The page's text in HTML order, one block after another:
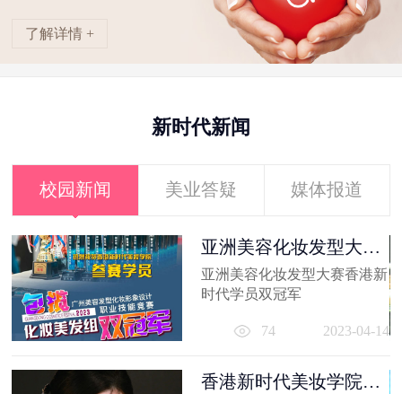
了解详情 +
新时代新闻
校园新闻 美业答疑 媒体报道
亚洲美容化妆发型大赛
香港新时代...
亚洲美容化妆发型大赛香港新
时代学员双冠军
74 2023-04-14
香港新时代美妆学院